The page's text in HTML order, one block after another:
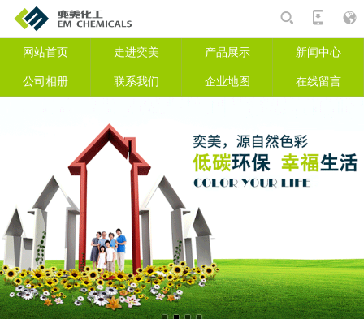
网站首页 走进奕美 产品展示 新闻中心
公司相册 联系我们 企业地图 在线留言
复工复产会议
2026开工大吉
开工大吉
产品 相册 资讯
搜索